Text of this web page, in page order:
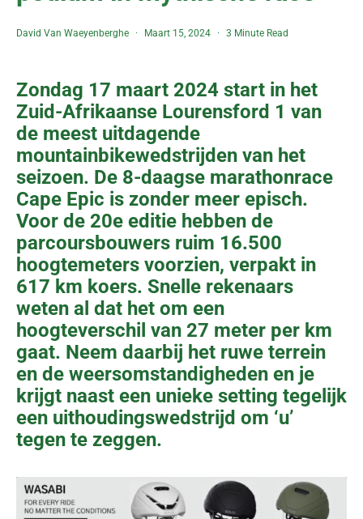
David Van Waeyenberghe Maart 15, 2024 3 Minute Read
Zondag 17 maart 2024 start in het
Zuid-Afrikaanse Lourensford 1 van
de meest uitdagende
mountainbikewedstrijden van het
seizoen. De 8-daagse marathonrace
Cape Epic is zonder meer episch.
Voor de 20e editie hebben de
parcoursbouwers ruim 16.500
hoogtemeters voorzien, verpakt in
617 km koers. Snelle rekenaars
weten al dat het om een
hoogteverschil van 27 meter per km
gaat. Neem daarbij het ruwe terrein
en de weersomstandigheden en je
krijgt naast een unieke setting tegelijk
een uithoudingswedstrijd om ‘u’
tegen te zeggen.